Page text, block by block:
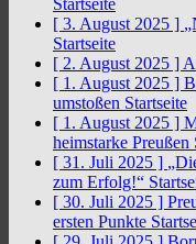
Startseite
[ 3. August 2025 ]
Startseite
[ 2. August 2025 ]
[ 1. August 2025 ]
umstoßen Startseite
[ 1. August 2025 ]
heimstarke Preußen
[ 31. Juli 2025 ]
zum Erfolg!“
[ 30. Juli 2025 ]
ersten Punkte